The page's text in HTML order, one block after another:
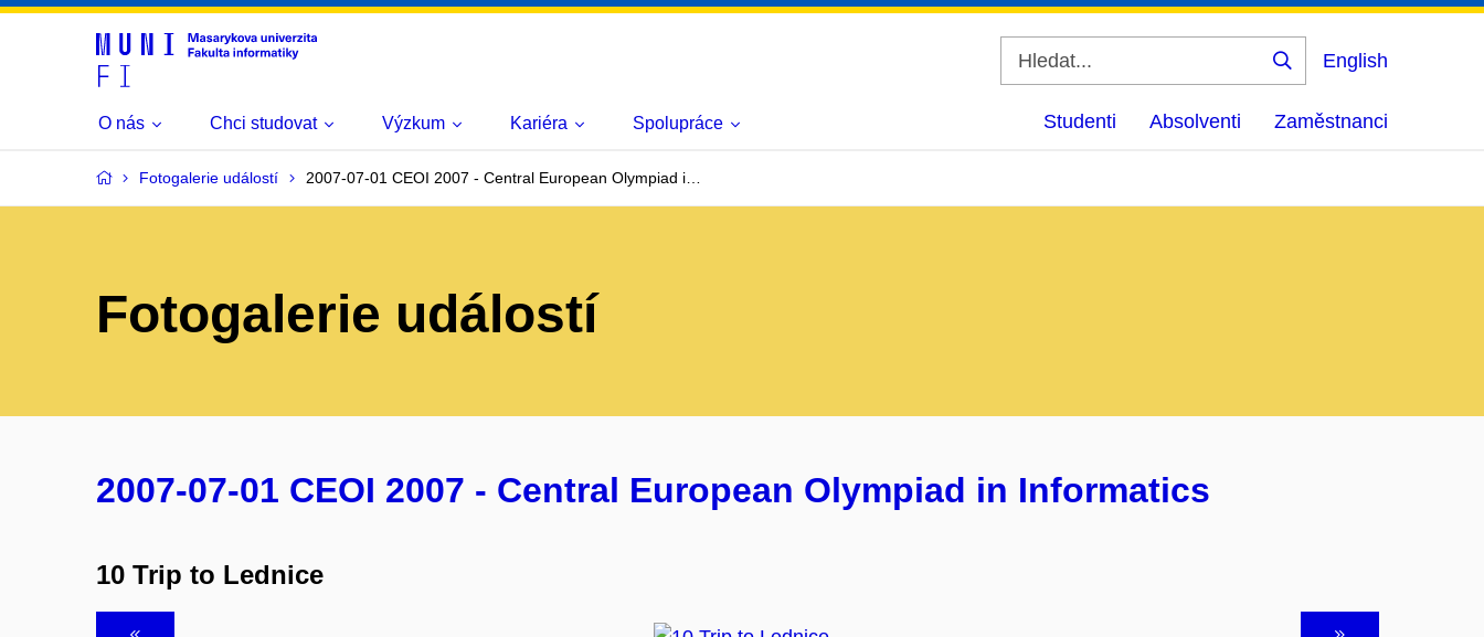
Vyhledat
English
O nás Chci studovat Výzkum Kariéra Spolupráce Studenti Absolventi Zaměstnanci
Fotogalerie událostí 2007-07-01 CEOI 2007 - Central European Olympiad i…
Fotogalerie událostí
2007-07-01 CEOI 2007 - Central European Olympiad in Informatics
10 Trip to Lednice